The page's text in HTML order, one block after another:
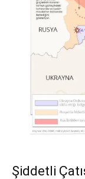
Şiddetli